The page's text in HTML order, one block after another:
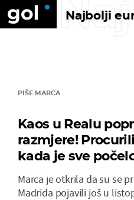
Najbolji
PIŠE MARCA
Kaos u Realu
razmjere!
kada je sve
Marca je otkrila da su se
Madrida pojavili još u